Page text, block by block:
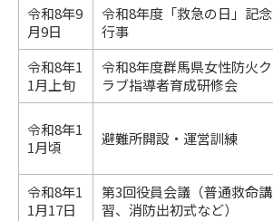
令和8年9
月9日
令和8年度「救急の日」記念
行事
令和8年1
1月上旬
令和8年度群馬県女性防火ク
ラブ指導者育成研修会
令和8年1
1月頃
避難所開設・運営訓練
令和8年1
1月17日
第3回役員会議（普通救命講
習、消防出初式など）